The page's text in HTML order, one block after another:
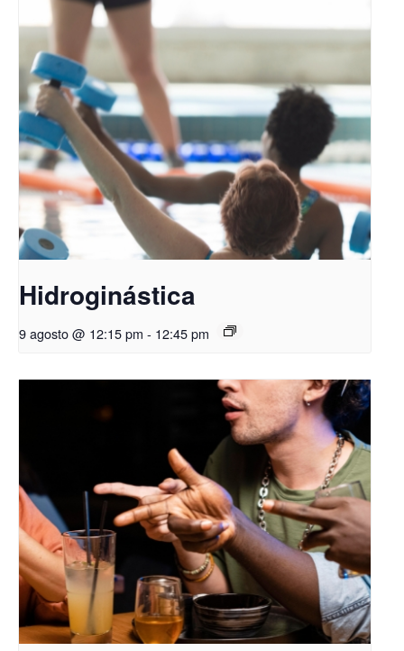
Hidroginástica
9 agosto @ 12:15 pm - 12:45 pm